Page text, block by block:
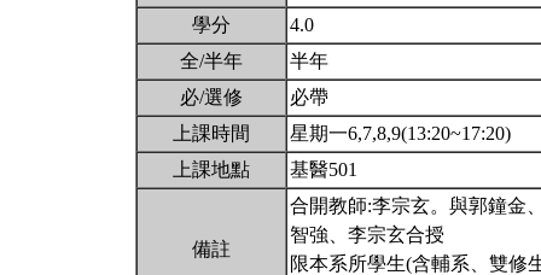
學分
4.0
全/半年
半年
必/選修
必帶
上課時間
星期一6,7,8,9(13:20~17:20)
上課地點
基醫501
備註
合開教師:李宗玄。與郭鐘金
智強、李宗玄合授
限本系所學生(含輔系、雙修